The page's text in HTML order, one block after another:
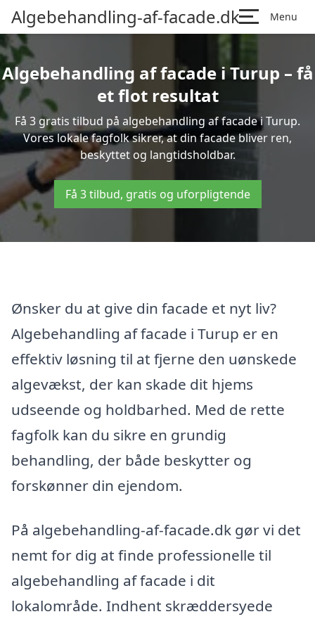
Algebehandling-af-facade.dk Menu
Algebehandling af facade i Turup – få
et flot resultat
Få 3 gratis tilbud på algebehandling af facade i Turup.
Vores lokale fagfolk sikrer, at din facade bliver ren,
beskyttet og langtidsholdbar.
Få 3 tilbud, gratis og uforpligtende
Ønsker du at give din facade et nyt liv?
Algebehandling af facade i Turup er en
effektiv løsning til at fjerne den uønskede
algevækst, der kan skade dit hjems
udseende og holdbarhed. Med de rette
fagfolk kan du sikre en grundig
behandling, der både beskytter og
forskønner din ejendom.
På algebehandling-af-facade.dk gør vi det
nemt for dig at finde professionelle til
algebehandling af facade i dit
lokalområde. Indhent skræddersyede